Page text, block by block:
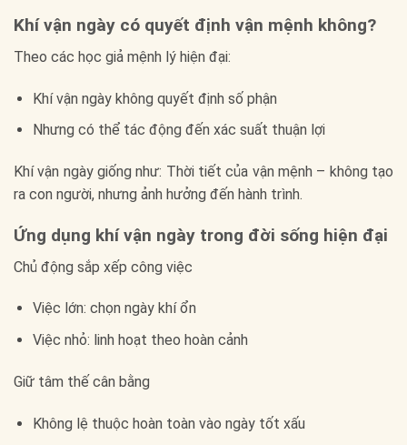
Khí vận ngày có quyết định vận mệnh không?
Theo các học giả mệnh lý hiện đại:
Khí vận ngày không quyết định số phận
Nhưng có thể tác động đến xác suất thuận lợi
Khí vận ngày giống như: Thời tiết của vận mệnh – không tạo
ra con người, nhưng ảnh hưởng đến hành trình.
Ứng dụng khí vận ngày trong đời sống hiện đại
Chủ động sắp xếp công việc
Việc lớn: chọn ngày khí ổn
Việc nhỏ: linh hoạt theo hoàn cảnh
Giữ tâm thế cân bằng
Không lệ thuộc hoàn toàn vào ngày tốt xấu